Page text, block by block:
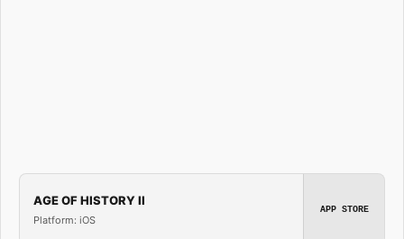
AGE OF HISTORY II
Platform: iOS
APP STORE